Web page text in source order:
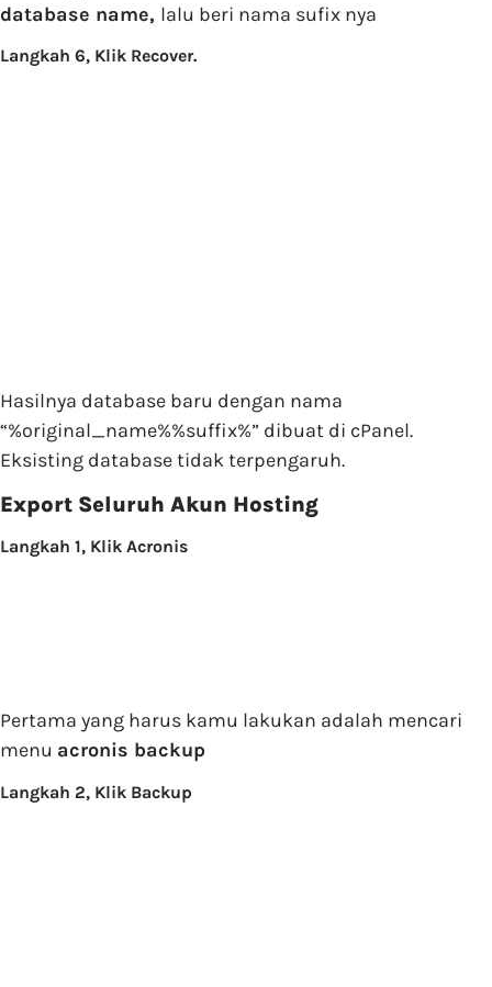
database name, lalu beri nama sufix nya
Langkah 6, Klik Recover.
Hasilnya database baru dengan nama
“%original_name%%suffix%” dibuat di cPanel.
Eksisting database tidak terpengaruh.
Export Seluruh Akun Hosting
Langkah 1, Klik Acronis
Pertama yang harus kamu lakukan adalah mencari
menu acronis backup
Langkah 2, Klik Backup